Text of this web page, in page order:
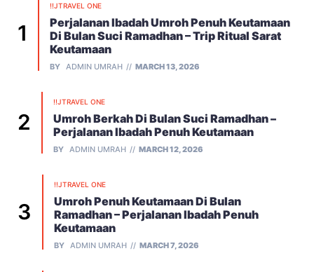
!!JTRAVEL ONE
Perjalanan Ibadah Umroh Penuh Keutamaan
Di Bulan Suci Ramadhan – Trip Ritual Sarat
Keutamaan
BY ADMIN UMRAH MARCH 13, 2026
!!JTRAVEL ONE
Umroh Berkah Di Bulan Suci Ramadhan –
Perjalanan Ibadah Penuh Keutamaan
BY ADMIN UMRAH MARCH 12, 2026
!!JTRAVEL ONE
Umroh Penuh Keutamaan Di Bulan
Ramadhan – Perjalanan Ibadah Penuh
Keutamaan
BY ADMIN UMRAH MARCH 7, 2026